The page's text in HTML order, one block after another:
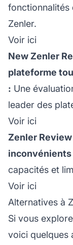
fonctionnalités
Zenler.
Voir ici
New Zenler
plateforme
: Une
leader des
Voir ici
Zenler
inconvénients
capacités et
Voir ici
Alternatives à
Si vous
voici quelques